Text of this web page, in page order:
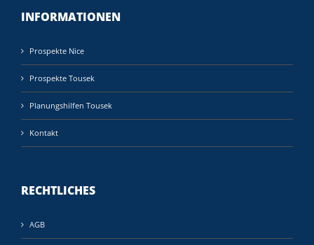
INFORMATIONEN
Prospekte Nice
Prospekte Tousek
Planungshilfen Tousek
Kontakt
RECHTLICHES
AGB